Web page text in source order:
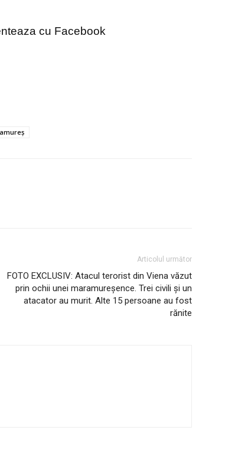
cu Facebook
Articolul următor
FOTO EXCLUSIV: Atacul terorist din Viena văzut
prin ochii unei maramureșence. Trei civili și un
atacator au murit. Alte 15 persoane au fost
rănite